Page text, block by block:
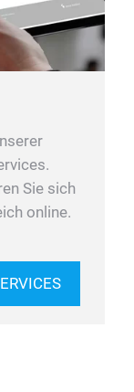
Sie sich
online.